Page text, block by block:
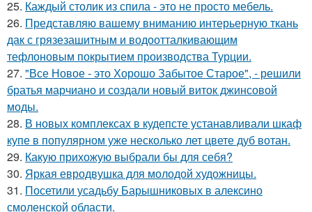
25. Каждый столик из спила - это не просто мебель.
26. Представляю вашему вниманию интерьерную ткань
дак с грязезашитным и водоотталкивающим
тефлоновым покрытием производства Турции.
27. "Все Новое - это Хорошо Забытое Старое", - решили
братья марчиано и создали новый виток джинсовой
моды.
28. В новых комплексах в кудепсте устанавливали шкаф
купе в популярном уже несколько лет цвете дуб вотан.
29. Какую прихожую выбрали бы для себя?
30. Яркая евродвушка для молодой художницы.
31. Посетили усадьбу Барышниковых в алексино
смоленской области.